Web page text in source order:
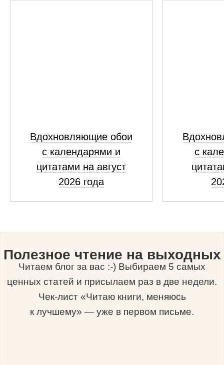
Вдохновляющие обои
с календарями и
цитатами на август
2026 года
с
Полезное чтение на выходных
Читаем блог за вас :-) Выбираем 5 самых
ценных статей и присылаем раз в две недели.
Чек-лист «Читаю книги, меняюсь
к лучшему» — уже в первом письме.